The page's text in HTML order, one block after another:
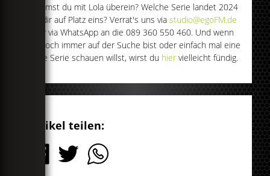
Stimmst du mit Lola überein? Welche Serie landet 2024
bei dir auf Platz eins? Verrat's uns viastudio@egoFM.de
oder via WhatsApp an die 089 360 550 460. Und wenn
du noch immer auf der Suche bist oder einfach mal eine
neue Serie schauen willst, wirst du hier vielleicht fündig.
Artikel teilen: